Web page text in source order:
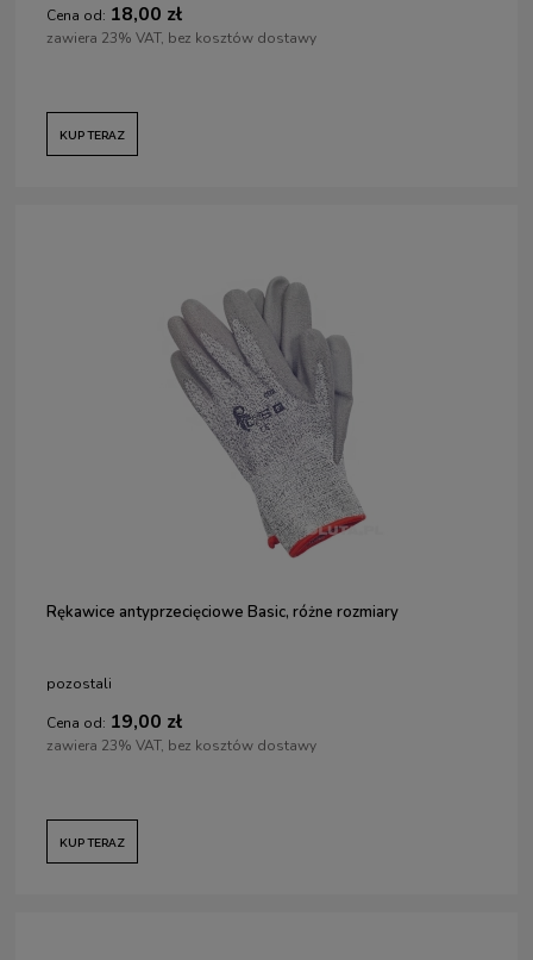
Cena od: 18,00 zł
zawiera 23% VAT, bez kosztów dostawy
KUP TERAZ
Rękawice antyprzecięciowe Basic, różne rozmiary
pozostali
Cena od: 19,00 zł
zawiera 23% VAT, bez kosztów dostawy
KUP TERAZ